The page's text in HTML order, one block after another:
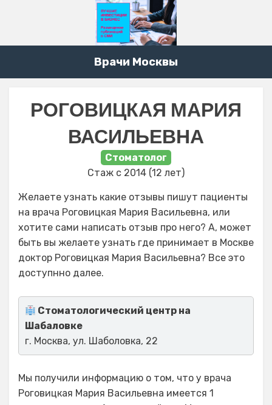
Врачи Москвы
РОГОВИЦКАЯ МАРИЯ
ВАСИЛЬЕВНА
Стоматолог
Стаж с 2014 (12 лет)
Желаете узнать какие отзывы пишут пациенты
на врача Роговицкая Мария Васильевна, или
хотите сами написать отзыв про него? А, может
быть вы желаете узнать где принимает в Москве
доктор Роговицкая Мария Васильевна? Все это
доступнно далее.
Стоматологический центр на
Шабаловке
г. Москва, ул. Шаболовка, 22
Мы получили информацию о том, что у врача
Роговицкая Мария Васильевна имеется 1